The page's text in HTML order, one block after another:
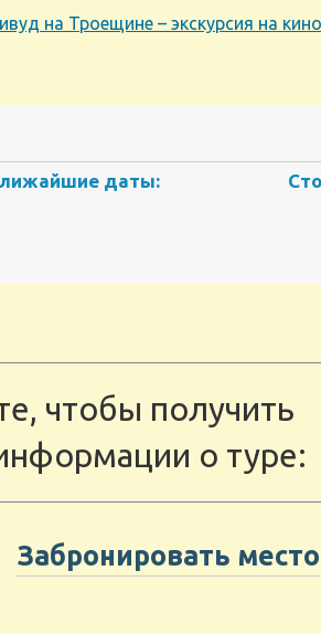
на Троещине – экскурсия на
даты:
чтобы получить
о туре:
Забронировать место